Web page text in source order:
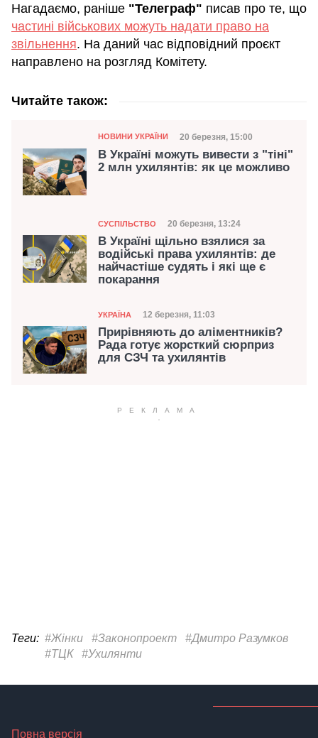
Нагадаємо, раніше "Телеграф" писав про те, що
частині військових можуть надати право на
звільнення. На даний час відповідний проєкт
направлено на розгляд Комітету.
Читайте також:
Категорія
НОВИНИ УКРАЇНИ Дата публікації
20 березня, 15:00
В Україні можуть вивести з "тіні"
2 млн ухилянтів: як це можливо
Категорія
СУСПІЛЬСТВО Дата публікації
20 березня, 13:24
В Україні щільно взялися за
водійські права ухилянтів: де
найчастіше судять і які ще є
покарання
Категорія
УКРАЇНА Дата публікації
12 березня, 11:03
Прирівняють до аліментників?
Рада готує жорсткий сюрприз
для СЗЧ та ухилянтів
Теги: #Жінки #Законопроект
#Дмитро Разумков
#ТЦК
#Ухилянти
Повна версія